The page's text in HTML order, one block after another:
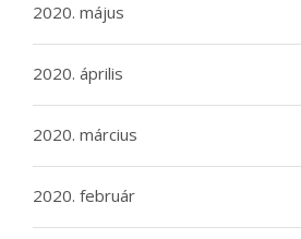
2020. május
2020. április
2020. március
2020. február